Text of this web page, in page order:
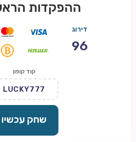
ההפקדות
דירוג
96
קוד קופון
LUCKY777
שחק עכשיו